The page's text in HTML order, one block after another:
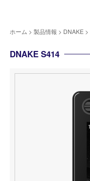
ホーム > 製品情報 > DNAKE >
DNAKE S414